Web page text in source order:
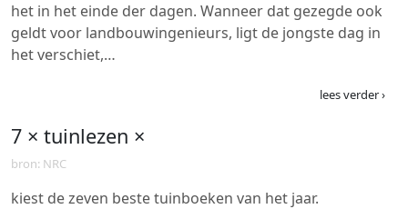
het in het einde der dagen. Wanneer dat gezegde ook
geldt voor landbouwingenieurs, ligt de jongste dag in
het verschiet,…
lees verder ›
7 × tuinlezen ×
bron: NRC
kiest de zeven beste tuinboeken van het jaar.